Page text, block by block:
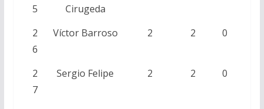
5
Cirugeda
2
6
Víctor Barroso 2 2 0
2
7
Sergio Felipe 2 2 0